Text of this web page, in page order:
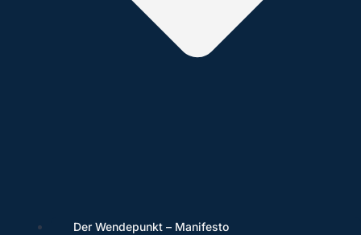
Der Wendepunkt – Manifesto